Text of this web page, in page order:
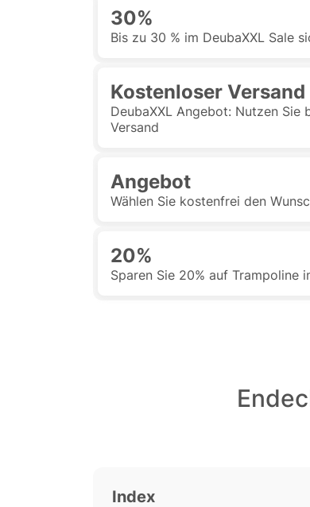
30%
Bis zu 30 % im DeubaXXL Sale
Kostenloser Versand
DeubaXXL Angebot: Nutzen Sie
Versand
Angebot
Wählen Sie kostenfrei den
20%
Sparen Sie 20% auf Trampoline
Index